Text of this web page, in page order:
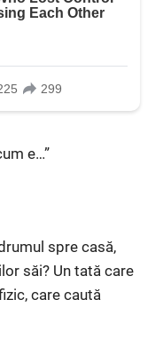
e…”
spre casă,
săi? Un tată care
care caută